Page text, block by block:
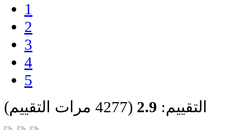
1
2
3
4
5
التقييم: 2.9 (4277 مرات التقييم)